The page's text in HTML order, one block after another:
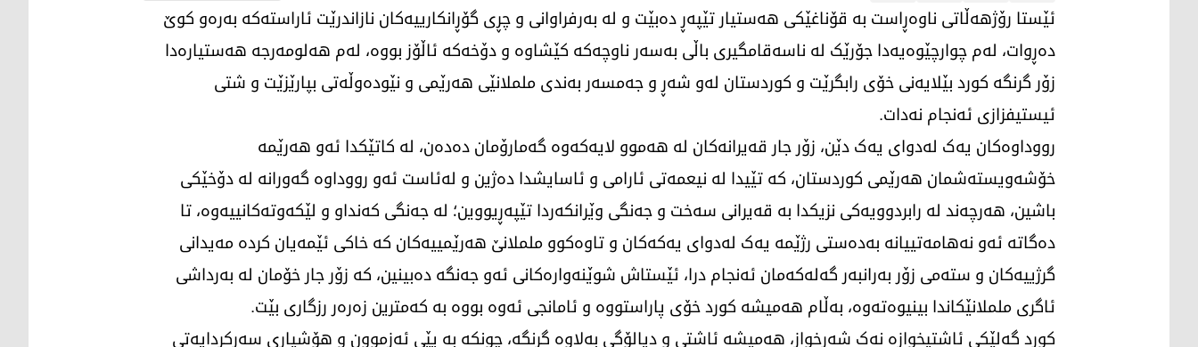
ئێستا رۆژهەڵاتی ناوەڕاست بە قۆناغێکی هەستیار تێپەڕ دەبێت و لە بەرفراوانی و چڕی گۆڕانکارییەکان نازاندرێت ئاراستەکە بەرەو کوێ
دەڕوات، لەم چوارچێوەیەدا جۆرێک لە ناسەقامگیری باڵی بەسەر ناوچەکە کێشاوە و دۆخەکە ئاڵۆز بووە، لەم هەلومەرجە هەستیارەدا
زۆر گرنگە کورد بێلایەنی خۆی رابگرێت و کوردستان لەو شەڕ و جەمسەر بەندی ململانێی هەرێمی و نێودەوڵەتی بپارێزێت و شتی
ئیستیفزازی ئەنجام نەدات.
رووداوەکان یەک لەدوای یەک دێن، زۆر جار قەیرانەکان لە هەموو لایەکەوە گەمارۆمان دەدەن، لە کاتێکدا ئەو هەرێمە
خۆشەویستەشمان هەرێمی کوردستان، کە تێیدا لە نیعمەتی ئارامی و ئاسایشدا دەژین و لەئاست ئەو رووداوە گەورانە لە دۆخێکی
باشین، هەرچەند لە رابردوویەکی نزیکدا بە قەیرانی سەخت و جەنگی وێرانکەردا تێپەڕیووین؛ لە جەنگی کەنداو و لێکەوتەکانییەوە، تا
دەگاتە ئەو نەهامەتییانە بەدەستی رژێمە یەک لەدوای یەکەکان و تاوەکوو ململانێ هەرێمییەکان کە خاکی ئێمەیان کردە مەیدانی
گرژییەکان و ستەمی زۆر بەرانبەر گەلەکەمان ئەنجام درا، ئێستاش شوێنەوارەکانی ئەو جەنگە دەبینین، کە زۆر جار خۆمان لە بەرداشی
ئاگری ململانێکاندا بینیوەتەوە، بەڵام هەمیشە کورد خۆی پاراستووە و ئامانجی ئەوە بووە بە کەمترین زەرەر رزگاری بێت.
کورد گەلێکی ئاشتیخوازە نەک شەڕخواز، هەمیشە ئاشتی و دیالۆگی بەلاوە گرنگە، چونکە بە پێی ئەزموون و هۆشیاری سەرکردایەتی